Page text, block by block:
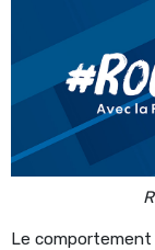
Le comportement